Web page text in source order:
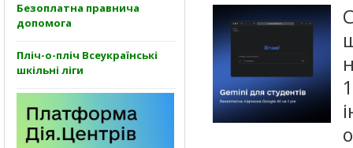
Безоплатна правнича
допомога
Пліч-о-пліч Всеукраїнські
шкільні ліги